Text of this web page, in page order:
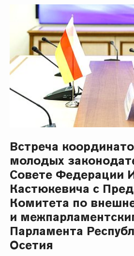
Встреча
молодых
Совете Федерации
Кастюкевича с
Комитета по
и
Парламента
Осетия